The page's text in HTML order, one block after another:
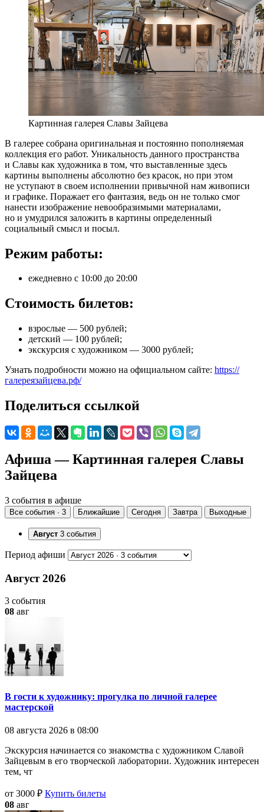
Картинная галерея Славы Зайцева
В галерее собрана оригинальная и постоянно пополняемая
коллекция его работ. Уникальность данного пространства
и Славы как художника в том, что выставленные здесь
картины выполнены абсолютно без красок, но при этом
не уступают в своем исполнении привычной нам живописи
и графике. Поражает его фантазия, ведь он не только смог
нанести изображение невообразимыми материалами,
но и умудрился заложить в картины определенный
социальный смысл и посыл.
Режим работы:
ежедневно с 10:00 до 20:00
Стоимость билетов:
взрослые — 500 рублей;
детский — 100 рублей;
экскурсия с художником — 3000 рублей;
Узнать подробности можно на официальном сайте: https://
галереязайцева.рф/
Поделиться ссылкой
Афиша — Картинная галерея Славы
Зайцева
3 события в афише
Все события · 3 Ближайшие Сегодня Завтра Выходные
Август 3 события
Период афиши
Август 2026
3 события
08 авг
В гости к художнику: прогулка по личной галерее
мастерской
08 августа 2026 в 08:00
Экскурсия начинается со знакомства с художником Славой
Зайцевым в его творческой лаборатории. Художник интересен
тем, чт
от 3000 ₽ Купить билеты
08 авг